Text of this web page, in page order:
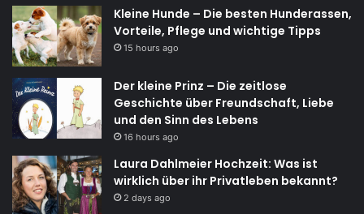
Kleine Hunde – Die besten Hunderassen,
Vorteile, Pflege und wichtige Tipps
15 hours ago
Der kleine Prinz – Die zeitlose
Geschichte über Freundschaft, Liebe
und den Sinn des Lebens
16 hours ago
Laura Dahlmeier Hochzeit: Was ist
wirklich über ihr Privatleben bekannt?
2 days ago